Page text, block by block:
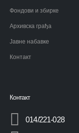
Фондови и збирке
Архивска грађа
Јавне набавке
Контакт
Контакт
014/221-028